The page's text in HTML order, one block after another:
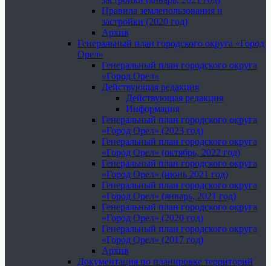
Правила землепользования и
застройки (2020 год)
Архив
Генеральный план городского округа «Город
Орел»
Генеральный план городского округа
«Город Орел»
Действующая редакция
Действующая редакция
Информация
Генеральный план городского округа
«Город Орел» (2023 год)
Генеральный план городского округа
«Город Орел» (октябрь, 2022 год)
Генеральный план городского округа
«Город Орел» (июнь 2021 год)
Генеральный план городского округа
«Город Орел» (январь, 2021 год)
Генеральный план городского округа
«Город Орел» (2020 год)
Генеральный план городского округа
«Город Орел» (2017 год)
Архив
Документация по планировке территорий